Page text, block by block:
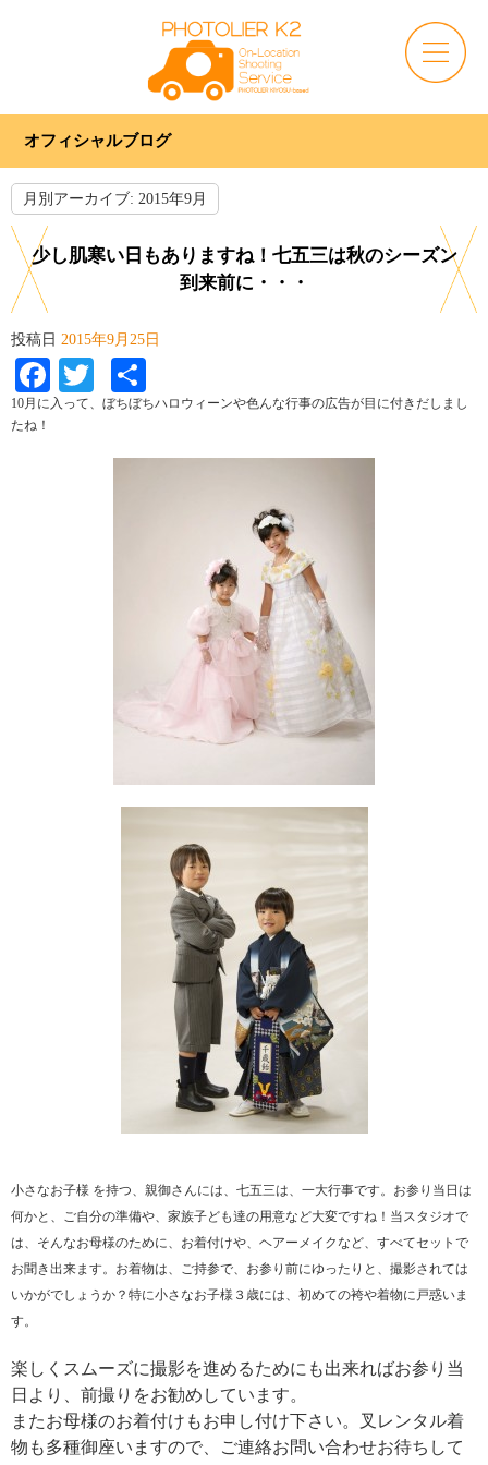
オフィシャルブログ
月別アーカイブ: 2015年9月
少し肌寒い日もありますね！七五三は秋のシーズン
到来前に・・・
投稿日 2015年9月25日
Facebook
Twitter
有
10月に入って、ぼちぼちハロウィーンや色んな行事の広告が目に付きだしまし
たね！
小さなお子様 を持つ、親御さんには、七五三は、一大行事です。お参り当日は
何かと、ご自分の準備や、家族子ども達の用意など大変ですね！当スタジオで
は、そんなお母様のために、お着付けや、ヘアーメイクなど、すべてセットで
お聞き出来ます。お着物は、ご持参で、お参り前にゆったりと、撮影されては
いかがでしょうか？特に小さなお子様３歳には、初めての袴や着物に戸惑いま
す。
楽しくスムーズに撮影を進めるためにも出来ればお参り当
日より、前撮りをお勧めしています。
またお母様のお着付けもお申し付け下さい。叉レンタル着
物も多種御座いますので、ご連絡お問い合わせお待ちして